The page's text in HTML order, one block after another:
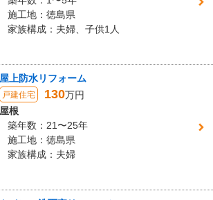
施工地：徳島県
家族構成：夫婦、子供1人
屋上防水リフォーム
戸建住宅 130万円
屋根
築年数：21〜25年
施工地：徳島県
家族構成：夫婦